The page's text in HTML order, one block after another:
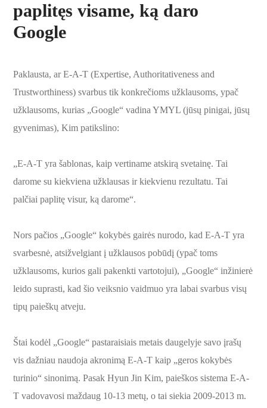
paplitęs visame, ką daro
Google
Paklausta, ar E-A-T (Expertise, Authoritativeness and
Trustworthiness) svarbus tik konkrečioms užklausoms, ypač
užklausoms, kurias „Google“ vadina YMYL (jūsų pinigai, jūsų
gyvenimas), Kim patikslino:
„E-A-T yra šablonas, kaip vertiname atskirą svetainę. Tai
darome su kiekviena užklausas ir kiekvienu rezultatu. Tai
palčiai paplitę visur, ką darome“.
Nors pačios „Google“ kokybės gairės nurodo, kad E-A-T yra
svarbesnė, atsižvelgiant į užklausos pobūdį (ypač toms
užklausoms, kurios gali pakenkti vartotojui), „Google“ inžinierė
leido suprasti, kad šio veiksnio vaidmuo yra labai svarbus visų
tipų paieškų atveju.
Štai kodėl „Google“ pastaraisiais metais daugelyje savo įrašų
vis dažniau naudoja akronimą E-A-T kaip „geros kokybės
turinio“ sinonimą. Pasak Hyun Jin Kim, paieškos sistema E-A-
T vadovavosi maždaug 10-13 metų, o tai siekia 2009-2013 m.